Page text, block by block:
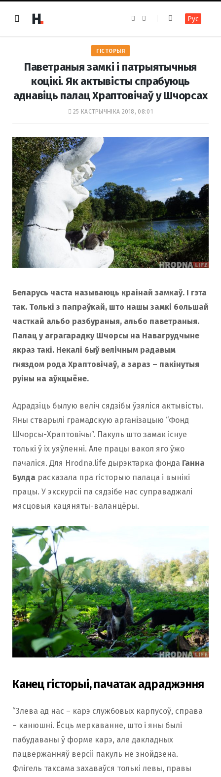
e
k
t
a
m
Рус
ГІСТОРЫЯ
Паветраныя замкі і патрыятычныя
коцікі. Як актывісты спрабуюць
аднавіць палац Храптовічаў у Шчорсах
25 КАСТРЫЧНІКА 2018, 08:01
Беларусь часта называюць краінай замкаў. І гэта
так. Толькі з папраўкай, што нашы замкі большай
часткай альбо разбураныя, альбо паветраныя.
Палац у аграгарадку Шчорсы на Навагрудчыне
якраз такі. Некалі быў велічным радавым
гняздом рода Храптовічаў, а зараз – пакінутыя
руіны на аўкцыёне.
Адрадзіць былую веліч сядзібы ўзяліся актывісты.
Яны стварылі грамадскую арганізацыю “Фонд
Шчорсы-Храптовічы”. Пакуль што замак існуе
толькі ў іх уяўленні. Але працы вакол яго ўжо
пачаліся. Для Hrodna.life дырэктарка фонда Ганна
Булда расказала пра гісторыю палаца і вынікі
працы. У экскурсіі па сядзібе нас суправаджалі
мясцовыя кацяняты-валанцёры.
Канец гісторыі, пачатак адраджэння
“Злева ад нас – карэ службовых карпусоў, справа
– канюшні. Ёсць меркаванне, што і яны былі
пабудаваны ў форме карэ, але дакладных
пацвержанняў версіі пакуль не знойдзена.
Флігель таксама захаваўся толькі левы, правы